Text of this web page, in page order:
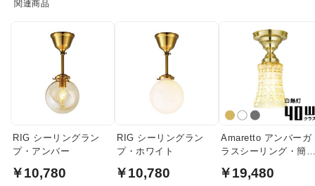
関連商品
RIG シーリングラン
プ・アンバー
￥10,780
RIG シーリングラン
プ・ホワイト
￥10,780
Amaretto アンバーガ
ラスシーリング・簡
￥19,480